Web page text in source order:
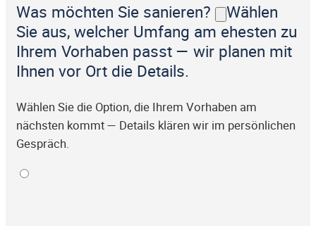
Was möchten Sie sanieren?
Wählen
Sie aus, welcher Umfang am ehesten zu
Ihrem Vorhaben passt — wir planen mit
Ihnen vor Ort die Details.
Wählen Sie die Option, die Ihrem Vorhaben am
nächsten kommt — Details klären wir im persönlichen
Gespräch.